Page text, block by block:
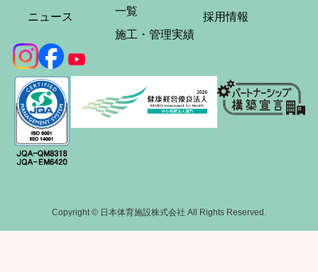
ニュース
一覧
施工・管理実績
採用情報
Copyright © 日本体育施設株式会社 All Rights Reserved.